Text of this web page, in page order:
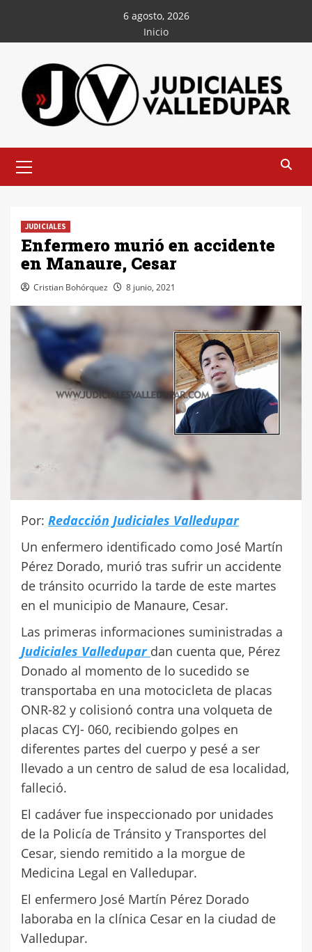
contenido
6 agosto, 2026
Inicio
principal
JUDICIALES
Enfermero murió en accidente
en Manaure, Cesar
Cristian Bohórquez 8 junio, 2021
Por: Redacción Judiciales Valledupar
Un enfermero identificado como José Martín
Pérez Dorado, murió tras sufrir un accidente
de tránsito ocurrido la tarde de este martes
en el municipio de Manaure, Cesar.
Las primeras informaciones suministradas a
Judiciales Valledupar dan cuenta que, Pérez
Donado al momento de lo sucedido se
transportaba en una motocicleta de placas
ONR-82 y colisionó contra una volqueta de
placas CYJ- 060, recibiendo golpes en
diferentes partes del cuerpo y pesé a ser
llevado a un centro de salud de esa localidad,
falleció.
El cadáver fue inspeccionado por unidades
de la Policía de Tránsito y Transportes del
Cesar, siendo remitido a la morgue de
Medicina Legal en Valledupar.
El enfermero José Martín Pérez Dorado
laboraba en la clínica Cesar en la ciudad de
Valledupar.